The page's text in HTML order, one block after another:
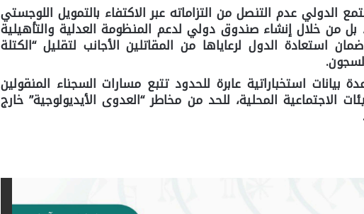
الدولي عدم التنصل من التزاماته عبر الاكتفاء بالتمويل اللوجستي
بل من خلال إنشاء صندوق دولي لدعم المنظومة العدلية والتأهيلية
استعادة الدول لرعاياها من المقاتلين الأجانب لتقليل “الكتلة
بيانات استخباراتية عابرة للحدود تتبع مسارات السجناء المنقولين
الاجتماعية المحلية، للحد من مخاطر “العدوى الأيديولوجية” خارج